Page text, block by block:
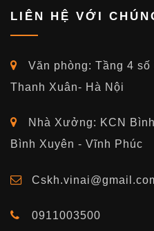
LIÊN HỆ VỚI
Văn phòng: Tầng 4
Thanh Xuân- Hà Nội
Nhà Xưởng: KCN
Bình Xuyên - Vĩnh Phúc
0911003500